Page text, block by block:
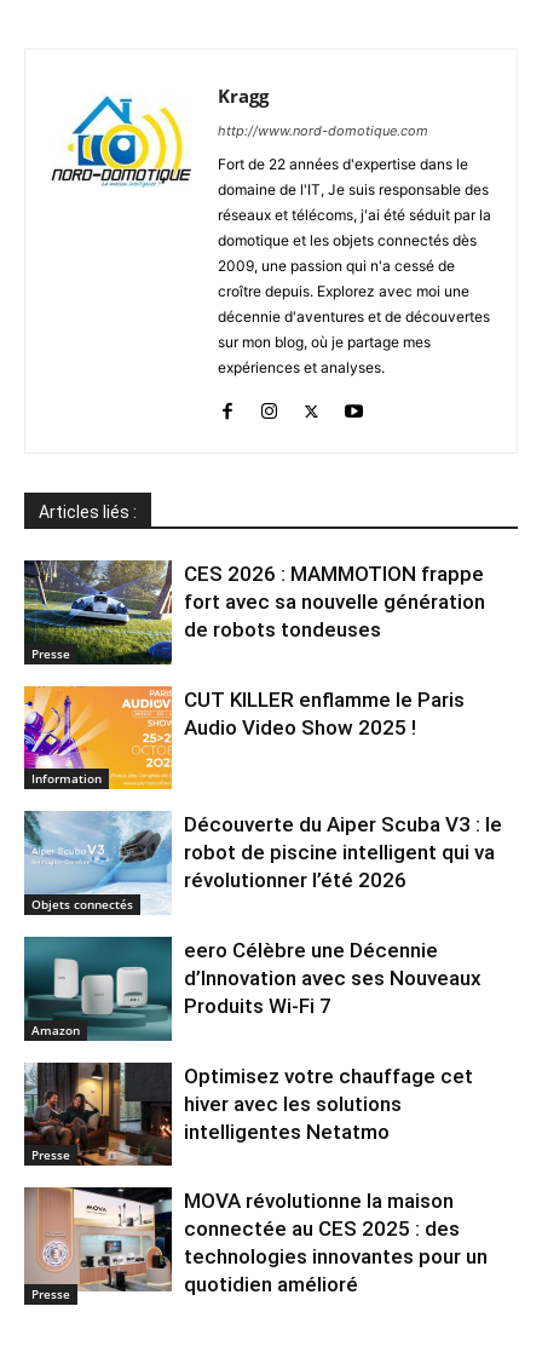
Kragg
http://www.nord-domotique.com
Fort de 22 années d'expertise dans le
domaine de l'IT, Je suis responsable des
réseaux et télécoms, j'ai été séduit par la
domotique et les objets connectés dès
2009, une passion qui n'a cessé de
croître depuis. Explorez avec moi une
décennie d'aventures et de découvertes
sur mon blog, où je partage mes
expériences et analyses.
Articles liés :
Presse
CES 2026 : MAMMOTION frappe
fort avec sa nouvelle génération
de robots tondeuses
Information
CUT KILLER enflamme le Paris
Audio Video Show 2025 !
Objets connectés
Découverte du Aiper Scuba V3 : le
robot de piscine intelligent qui va
révolutionner l’été 2026
Amazon
eero Célèbre une Décennie
d’Innovation avec ses Nouveaux
Produits Wi-Fi 7
Presse
Optimisez votre chauffage cet
hiver avec les solutions
intelligentes Netatmo
Presse
MOVA révolutionne la maison
connectée au CES 2025 : des
technologies innovantes pour un
quotidien amélioré